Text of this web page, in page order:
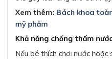
Xem thêm: Bách khoa
mỹ phẩm
Khả năng chống thấm
Nếu bé thích chơi nước